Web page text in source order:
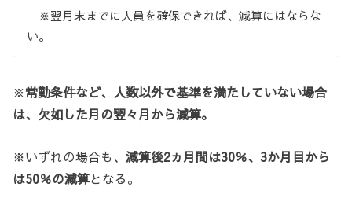
※翌月末までに人員を確保できれば、減算にはならな
い。
※常勤条件など、人数以外で基準を満たしていない場合
は、欠如した月の翌々月から減算。
※いずれの場合も、 減算後2ヵ月間は30％、3か月目から
は50％の減算となる。